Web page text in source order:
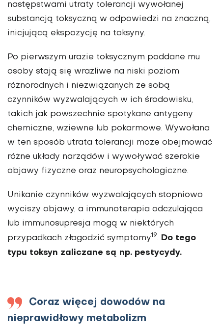
następstwami utraty tolerancji wywołanej
substancją toksyczną w odpowiedzi na znaczną,
inicjującą ekspozycję na toksyny.
Po pierwszym urazie toksycznym poddane mu
osoby stają się wrażliwe na niski poziom
różnorodnych i niezwiązanych ze sobą
czynników wyzwalających w ich środowisku,
takich jak powszechnie spotykane antygeny
chemiczne, wziewne lub pokarmowe. Wywołana
w ten sposób utrata tolerancji może obejmować
różne układy narządów i wywoływać szerokie
objawy fizyczne oraz neuropsychologiczne.
Unikanie czynników wyzwalających stopniowo
wyciszy objawy, a immunoterapia odczulająca
lub immunosupresja mogą w niektórych
przypadkach złagodzić symptomy19. Do tego
typu toksyn zaliczane są np. pestycydy.
Coraz więcej dowodów na
nieprawidłowy metabolizm